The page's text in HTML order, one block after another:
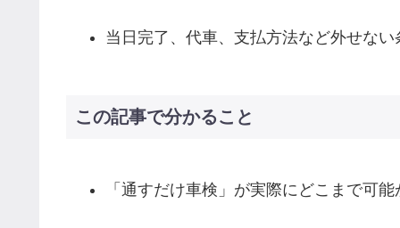
当日完了、代車、支払方法など外せない
この記事で分かること
「通すだけ車検」が実際にどこまで可能